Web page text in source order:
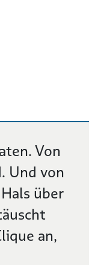
Von
Und von
über
an,